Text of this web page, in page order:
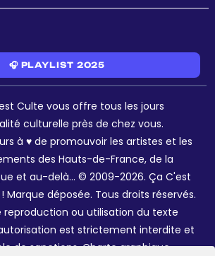
🎧 PLAYLIST 2025
Culte vous offre tous les jours
culturelle près de chez vous.
à ♥ de promouvoir les artistes et les
des Hauts-de-France, de la
et au-delà... © 2009-2026. Ça C'est
Marque déposée. Tous droits réservés.
reproduction ou utilisation du texte
est strictement interdite et
de sanctions. Charte graphique